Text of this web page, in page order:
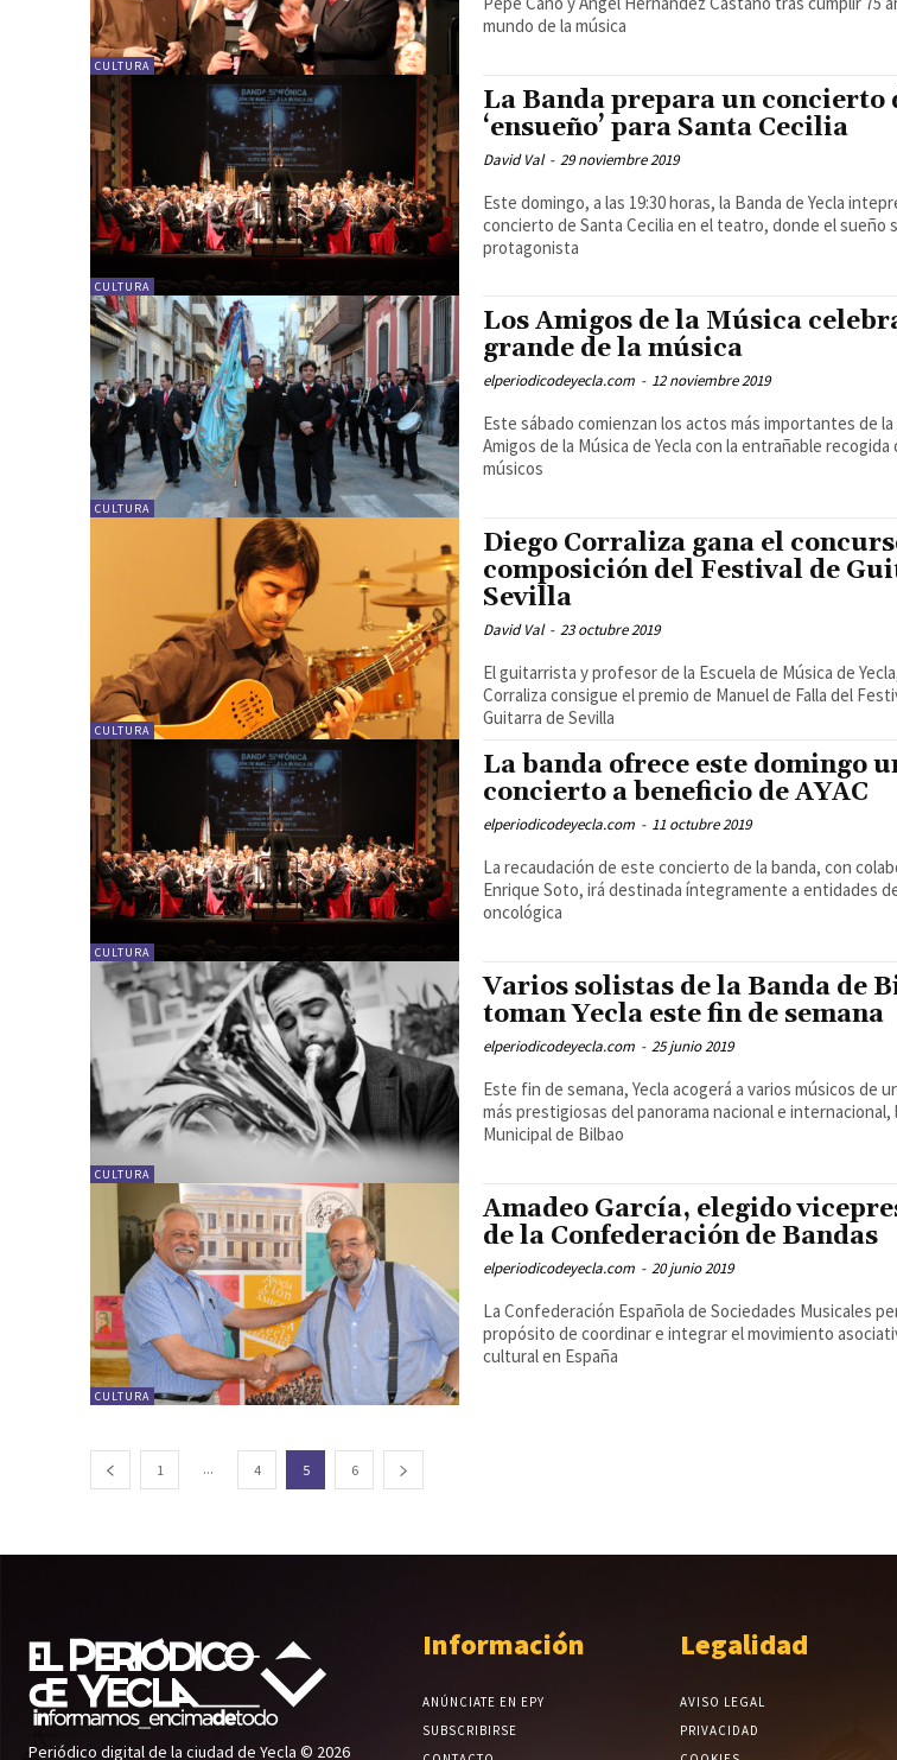
CULTURA
mundo de la música
CULTURA
La Banda prepara un concierto
‘ensueño’ para Santa Cecilia
David Val - 29 noviembre 2019
Este domingo, a las 19:30 horas, la Banda de Yecla
concierto de Santa Cecilia en el teatro, donde el sueño
protagonista
CULTURA
Los Amigos de la Música
grande de la música
elperiodicodeyecla.com - 12 noviembre 2019
Este sábado comienzan los actos más importantes de la
Amigos de la Música de Yecla con la entrañable recogida
músicos
CULTURA
Diego Corraliza gana el
composición del Festival de
Sevilla
David Val - 23 octubre 2019
El guitarrista y profesor de la Escuela de Música de
Corraliza consigue el premio de Manuel de Falla del
Guitarra de Sevilla
CULTURA
La banda ofrece este domingo
concierto a beneficio de AYAC
elperiodicodeyecla.com - 11 octubre 2019
La recaudación de este concierto de la banda, con
Enrique Soto, irá destinada íntegramente a entidades
oncológica
CULTURA
Varios solistas de la Banda de
toman Yecla este fin de semana
elperiodicodeyecla.com - 25 junio 2019
Este fin de semana, Yecla acogerá a varios músicos de
más prestigiosas del panorama nacional e internacional,
Municipal de Bilbao
CULTURA
Amadeo García, elegido
de la Confederación de Bandas
elperiodicodeyecla.com - 20 junio 2019
La Confederación Española de Sociedades Musicales persigue el
propósito de coordinar e integrar el movimiento
cultural en España
1 ... 4 5 6
Periódico digital de la ciudad de Yecla © 2026
Información
ANÚNCIATE EN EPY
SUBSCRIBIRSE
Legalidad
AVISO LEGAL
PRIVACIDAD